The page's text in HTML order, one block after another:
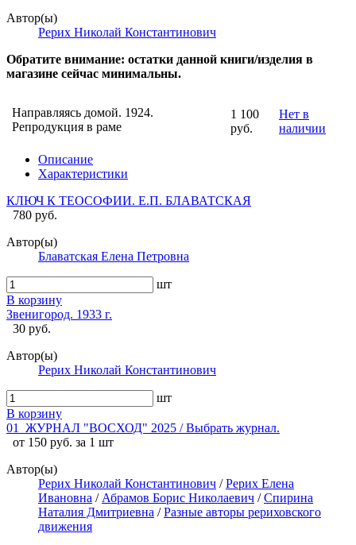
Автор(ы)
Рерих Николай Константинович
Обратите внимание: остатки данной книги/изделия в
магазине сейчас минимальны.
Направляясь домой. 1924.
Репродукция в раме
1 100
руб.
Нет в
наличии
Описание
Характеристики
КЛЮЧ К ТЕОСОФИИ. Е.П. БЛАВАТСКАЯ
780 руб.
Автор(ы)
Блаватская Елена Петровна
шт
В корзину
Звенигород. 1933 г.
30 руб.
Автор(ы)
Рерих Николай Константинович
шт
В корзину
01_ЖУРНАЛ "ВОСХОД" 2025 / Выбрать журнал.
от 150 руб. за 1 шт
Автор(ы)
Рерих Николай Константинович /Рерих Елена
Ивановна / Абрамов Борис Николаевич /Спирина
Наталия Дмитриевна /Разные авторы рериховского
движения